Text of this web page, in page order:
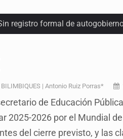
registro formal de
a tres luego de dos
resulta lesionada tras
a pareja que
Mueren cuatro personas por
BILIMBIQUES | Antonio Ruiz Porras*
de Educación
2025-2026 por el Mundial
del cierre previsto, y las